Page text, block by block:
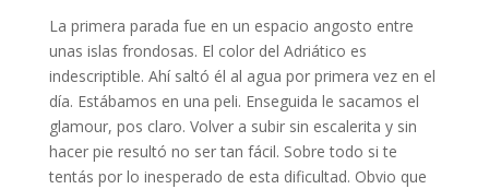
La primera parada fue en un espacio angosto entre
unas islas frondosas. El color del Adriático es
indescriptible. Ahí saltó él al agua por primera vez en el
día. Estábamos en una peli. Enseguida le sacamos el
glamour, pos claro. Volver a subir sin escalerita y sin
hacer pie resultó no ser tan fácil. Sobre todo si te
tentás por lo inesperado de esta dificultad. Obvio que